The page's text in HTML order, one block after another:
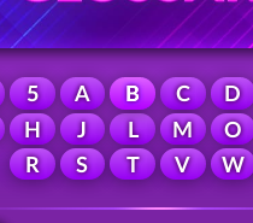
5 A B C D
H J L M O
R
S T V W